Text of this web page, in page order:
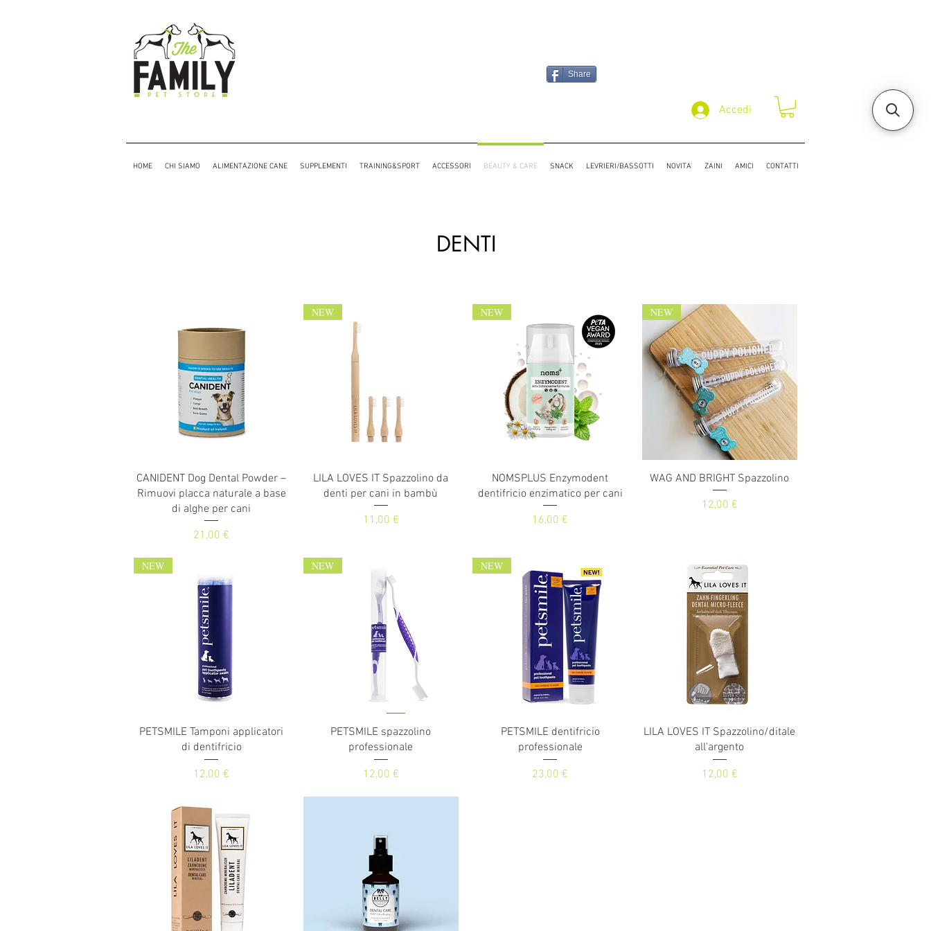
Share
Accedi
HOME CHI SIAMO ALIMENTAZIONE CANE SUPPLEMENTI TRAINING&SPORT ACCESSORI BEAUTY & CARE SNACK LEVRIERI/BASSOTTI NOVITA' ZAINI AMICI CONTATTI
DENTI
Vista rapida
CANIDENT Dog Dental Powder –
Rimuovi placca naturale a base
di alghe per cani
Prezzo
21,00 €
Vista rapida
NEW
LILA LOVES IT Spazzolino da
denti per cani in bambù
Prezzo
11,00 €
Vista rapida
NEW
NOMSPLUS Enzymodent
dentifricio enzimatico per cani
Prezzo
16,00 €
Vista rapida
NEW
WAG AND BRIGHT Spazzolino
Prezzo
12,00 €
Vista rapida
NEW
PETSMILE Tamponi applicatori
di dentifricio
Prezzo
12,00 €
Vista rapida
NEW
PETSMILE spazzolino
professionale
Prezzo
12,00 €
Vista rapida
NEW
PETSMILE dentifricio
professionale
Prezzo
23,00 €
Vista rapida
LILA LOVES IT Spazzolino/ditale
all'argento
Prezzo
12,00 €